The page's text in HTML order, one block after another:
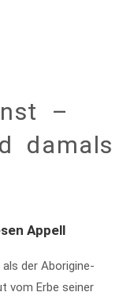
–
damals
Appell
der Aborigine-
vom Erbe seiner